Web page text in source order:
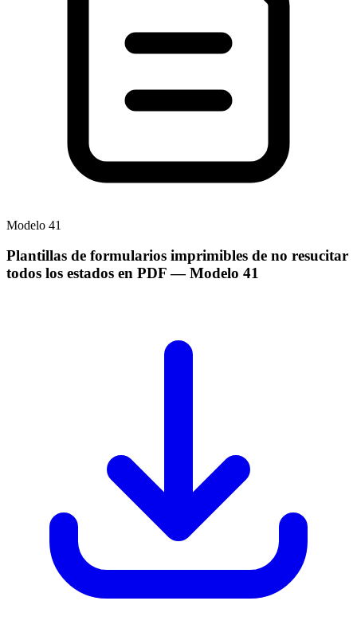
Modelo 41
Plantillas de formularios imprimibles de no resucitar
todos los estados en PDF— Modelo 41